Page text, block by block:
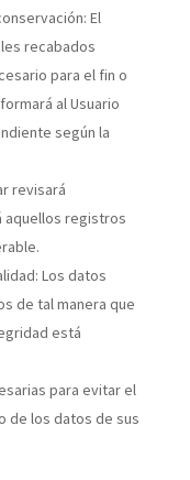
El
recabados
para el fin o
al Usuario
según la
revisará
aquellos registros
Los datos
de tal manera que
está
para evitar el
de los datos de sus